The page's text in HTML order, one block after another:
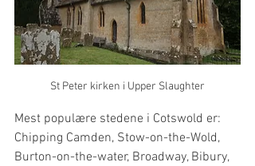
St Peter kirken i Upper Slaughter
Mest populære stedene i Cotswold er:
Chipping Camden, Stow-on-the-Wold,
Burton-on-the-water, Broadway, Bibury,